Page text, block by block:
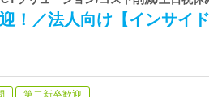
！／法人向け【インサイド
第二新卒歓迎